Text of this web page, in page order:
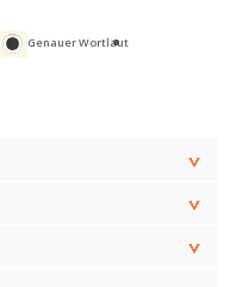
Genauer Wortlaut